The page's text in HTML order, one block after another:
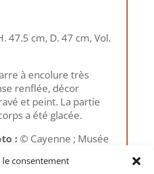
le consentement
47.5 cm, D. 47 cm, Vol.
à encolure très
renflée, décor
et peint. La partie
a été glacée.
: © Cayenne ; Musée